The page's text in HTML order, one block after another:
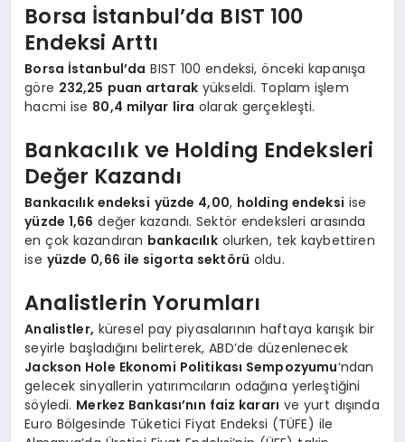
Borsa İstanbul’da BIST 100
Endeksi Arttı
Borsa İstanbul’da BIST 100 endeksi, önceki kapanışa
göre 232,25 puan artarak yükseldi. Toplam işlem
hacmi ise 80,4 milyar lira olarak gerçekleşti.
Bankacılık ve Holding Endeksleri
Değer Kazandı
Bankacılık endeksi yüzde 4,00, holding endeksi ise
yüzde 1,66 değer kazandı. Sektör endeksleri arasında
en çok kazandıran bankacılıkolurken, tek kaybettiren
ise yüzde 0,66 ile sigorta sektörü oldu.
Analistlerin Yorumları
Analistler, küresel pay piyasalarının haftaya karışık bir
seyirle başladığını belirterek, ABD’de düzenlenecek
Jackson Hole Ekonomi Politikası Sempozyumu‘ndan
gelecek sinyallerin yatırımcıların odağına yerleştiğini
söyledi. Merkez Bankası’nın faiz kararı ve yurt dışında
Euro Bölgesinde Tüketici Fiyat Endeksi (TÜFE) ile